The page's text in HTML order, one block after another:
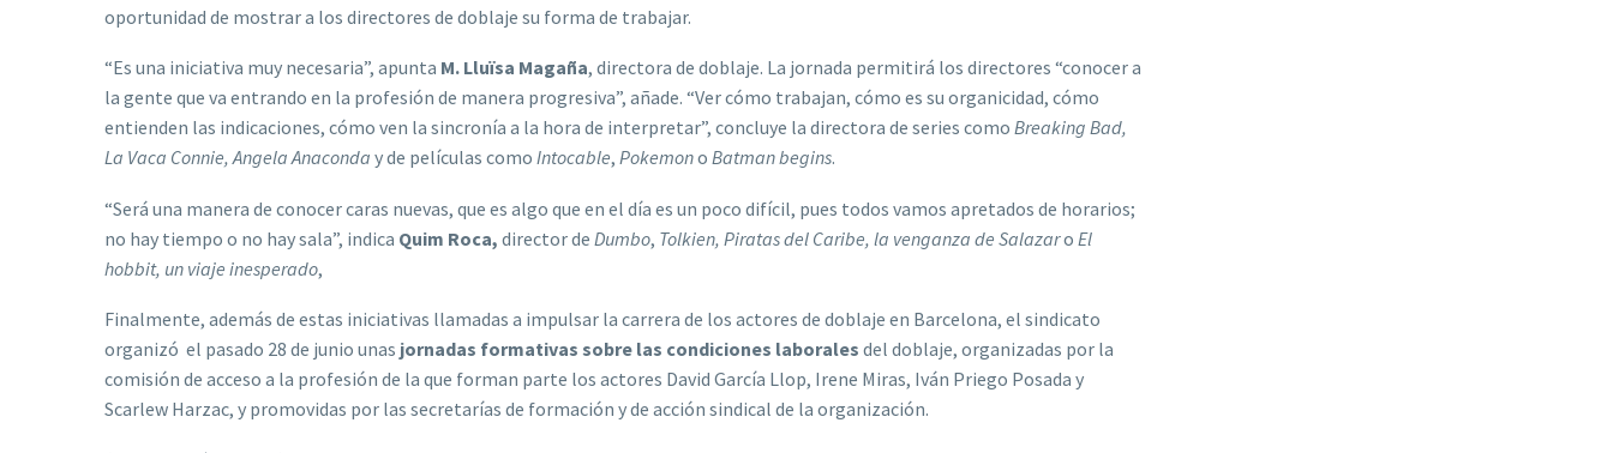
oportunidad de mostrar a los directores de doblaje su forma de trabajar.
“Es una iniciativa muy necesaria”, apunta M. Lluïsa Magaña, directora de doblaje. La jornada permitirá los directores “conocer a
la gente que va entrando en la profesión de manera progresiva”, añade. “Ver cómo trabajan, cómo es su organicidad, cómo
entienden las indicaciones, cómo ven la sincronía a la hora de interpretar”, concluye la directora de series como Breaking Bad,
La Vaca Connie, Angela Anaconda y de películas como Intocable, Pokemono Batman begins.
“Será una manera de conocer caras nuevas, que es algo que en el día es un poco difícil, pues todos vamos apretados de horarios;
no hay tiempo o no hay sala”, indica Quim Roca, director de Dumbo, Tolkien, Piratas del Caribe, la venganza de Salazaro El
hobbit, un viaje inesperado,
Finalmente, además de estas iniciativas llamadas a impulsar la carrera de los actores de doblaje en Barcelona, el sindicato
organizó el pasado 28 de junio unas jornadas formativas sobre las condiciones laborales del doblaje, organizadas por la
comisión de acceso a la profesión de la que forman parte los actores David García Llop, Irene Miras, Iván Priego Posada y
Scarlew Harzac, y promovidas por las secretarías de formación y de acción sindical de la organización.